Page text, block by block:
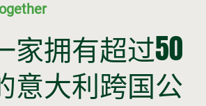
家拥有超过50
意大利跨国公